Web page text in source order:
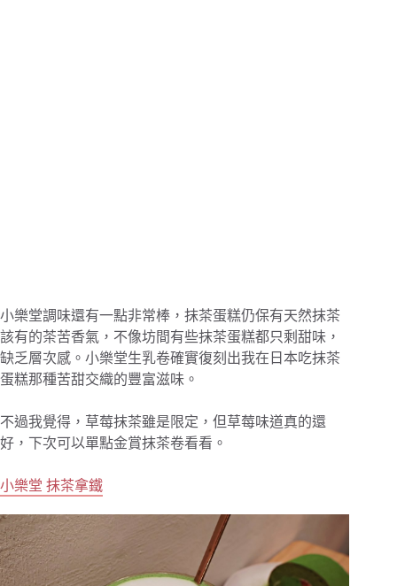
小樂堂調味還有一點非常棒，抹茶蛋糕仍保有天然抹茶
該有的茶苦香氣，不像坊間有些抹茶蛋糕都只剩甜味，
缺乏層次感。小樂堂生乳卷確實復刻出我在日本吃抹茶
蛋糕那種苦甜交織的豐富滋味。
不過我覺得，草莓抹茶雖是限定，但草莓味道真的還
好，下次可以單點金賞抹茶卷看看。
小樂堂 抹茶拿鐵